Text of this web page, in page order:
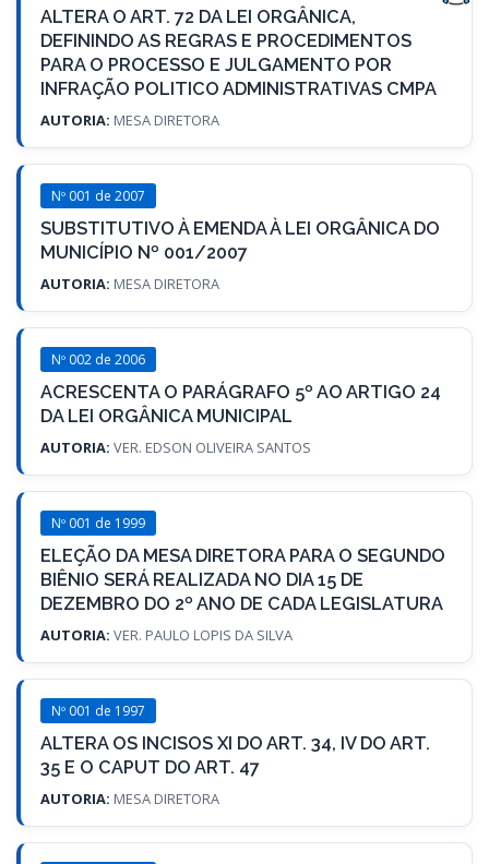
ALTERA O ART. 72 DA LEI ORGÂNICA,
DEFININDO AS REGRAS E PROCEDIMENTOS
PARA O PROCESSO E JULGAMENTO POR
INFRAÇÃO POLITICO ADMINISTRATIVAS CMPA
AUTORIA: MESA DIRETORA
Nº 001 de 2007
SUBSTITUTIVO À EMENDA À LEI ORGÂNICA DO
MUNICÍPIO Nº 001/2007
AUTORIA: MESA DIRETORA
Nº 002 de 2006
ACRESCENTA O PARÁGRAFO 5º AO ARTIGO 24
DA LEI ORGÂNICA MUNICIPAL
AUTORIA: VER. EDSON OLIVEIRA SANTOS
Nº 001 de 1999
ELEÇÃO DA MESA DIRETORA PARA O SEGUNDO
BIÊNIO SERÁ REALIZADA NO DIA 15 DE
DEZEMBRO DO 2º ANO DE CADA LEGISLATURA
AUTORIA: VER. PAULO LOPIS DA SILVA
Nº 001 de 1997
ALTERA OS INCISOS XI DO ART. 34, IV DO ART.
35 E O CAPUT DO ART. 47
AUTORIA: MESA DIRETORA